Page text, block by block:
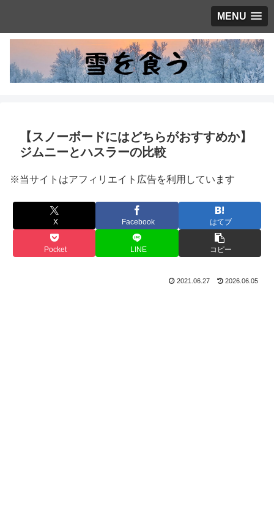
MENU
【スノーボードにはどちらがおすすめか】
ジムニーとハスラーの比較
※当サイトはアフィリエイト広告を利用しています
X Facebook はてブ
Pocket LINE コピー
2021.06.27 2026.06.05